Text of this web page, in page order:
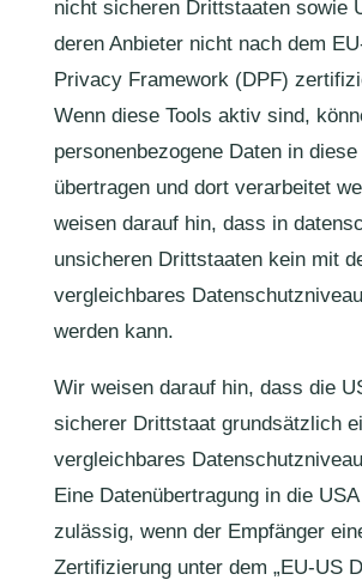
nicht sicheren Drittstaaten sowie
deren Anbieter nicht nach dem
Privacy Framework (DPF)
Wenn diese Tools aktiv sind,
personenbezogene Daten in
übertragen und dort verarbeitet
weisen darauf hin, dass in
unsicheren Drittstaaten kein mit
vergleichbares
werden kann.
Wir weisen darauf hin, dass die
sicherer Drittstaat grundsätzlich
vergleichbares
Eine Datenübertragung in die
zulässig, wenn der Empfänger
Zertifizierung unter dem „EU-US